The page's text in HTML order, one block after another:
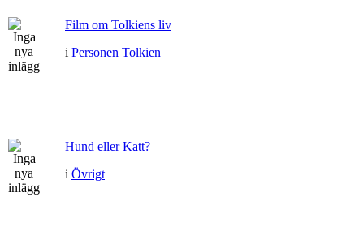
Film om Tolkiens liv
i Personen Tolkien
Hund eller Katt?
i Övrigt